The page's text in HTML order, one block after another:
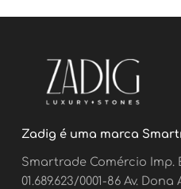
Zadig é uma marca
Smartrade Comércio Imp.
01.689.623/0001-86 Av.